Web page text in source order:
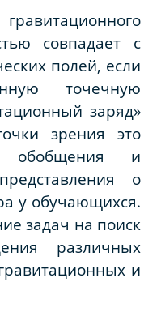
совпадает с
полей, если
точечную
заряд»
зрения это
обобщения и
о
у обучающихся.
задач на поиск
различных
и